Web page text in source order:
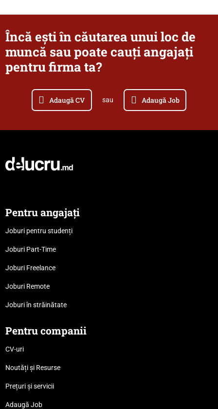
Încă ești în căutarea unui loc de
muncă sau poate cauți angajați
pentru firma ta?
Adaugă CV sau Adaugă Job
Pentru angajați
Joburi pentru studenți
Joburi Part-Time
Joburi Freelance
Joburi Remote
Joburi în străinătate
Pentru companii
CV-uri
Noutăți și Resurse
Prețuri și servicii
Adaugă Job